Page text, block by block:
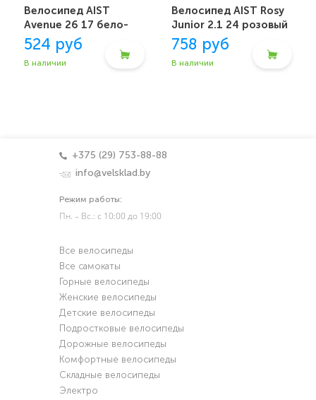
Велосипед AIST
Avenue 26 17 бело-
розовый
524 руб
В наличии
Велосипед AIST Rosy
Junior 2.1 24 розовый
758 руб
В наличии
+375 (29) 753-88-88
info@velsklad.by
Режим работы:
Пн. – Вс.: с 10:00 до 19:00
Все велосипеды
Все самокаты
Горные велосипеды
Женские велосипеды
Детские велосипеды
Подростковые велосипеды
Дорожные велосипеды
Комфортные велосипеды
Складные велосипеды
Электро